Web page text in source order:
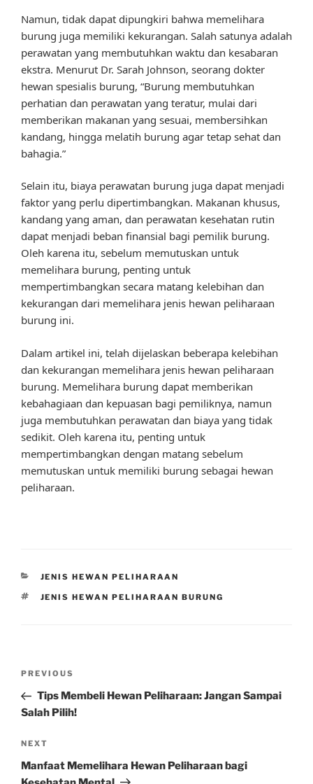
Namun, tidak dapat dipungkiri bahwa memelihara
burung juga memiliki kekurangan. Salah satunya adalah
perawatan yang membutuhkan waktu dan kesabaran
ekstra. Menurut Dr. Sarah Johnson, seorang dokter
hewan spesialis burung, “Burung membutuhkan
perhatian dan perawatan yang teratur, mulai dari
memberikan makanan yang sesuai, membersihkan
kandang, hingga melatih burung agar tetap sehat dan
bahagia.”
Selain itu, biaya perawatan burung juga dapat menjadi
faktor yang perlu dipertimbangkan. Makanan khusus,
kandang yang aman, dan perawatan kesehatan rutin
dapat menjadi beban finansial bagi pemilik burung.
Oleh karena itu, sebelum memutuskan untuk
memelihara burung, penting untuk
mempertimbangkan secara matang kelebihan dan
kekurangan dari memelihara jenis hewan peliharaan
burung ini.
Dalam artikel ini, telah dijelaskan beberapa kelebihan
dan kekurangan memelihara jenis hewan peliharaan
burung. Memelihara burung dapat memberikan
kebahagiaan dan kepuasan bagi pemiliknya, namun
juga membutuhkan perawatan dan biaya yang tidak
sedikit. Oleh karena itu, penting untuk
mempertimbangkan dengan matang sebelum
memutuskan untuk memiliki burung sebagai hewan
peliharaan.
CATEGORIES
JENIS HEWAN PELIHARAAN
TAGS
JENIS HEWAN PELIHARAAN BURUNG
Previous
Post
PREVIOUS
Tips Membeli Hewan Peliharaan: Jangan Sampai
Salah Pilih!
Next
Post
NEXT
Manfaat Memelihara Hewan Peliharaan bagi